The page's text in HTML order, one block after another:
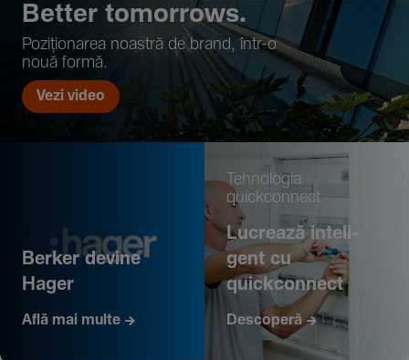
Better tomor­rows.
Pozi­țio­narea noastră de brand, într-o
nouă formă.
Vezi video
Berker devine
Hager
Află mai multe
Tehno­logia
quickconnect
Lucrează inte­li­
gent cu
quickconnect
Descoperă